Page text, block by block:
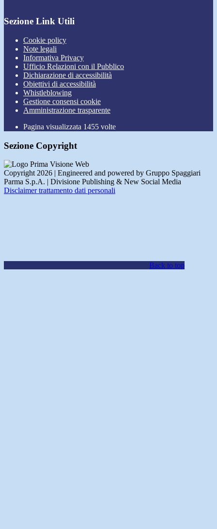
Sezione Link Utili
Cookie policy
Note legali
Informativa Privacy
Ufficio Relazioni con il Pubblico
Dichiarazione di accessibilità
Obiettivi di accessibilità
Whistleblowing
Gestione consensi cookie
Amministrazione trasparente
Pagina visualizzata 1455 volte
Sezione Copyright
Copyright 2026 | Engineered and powered by Gruppo Spaggiari
Parma S.p.A. | Divisione Publishing & New Social Media
Disclaimer trattamento dati personali
Back to top